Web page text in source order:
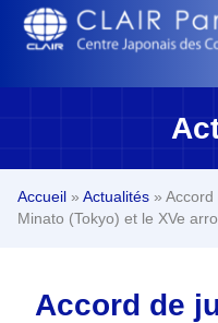
Accueil » Actualités » Accord
Minato (Tokyo) et le XVe
Accord de